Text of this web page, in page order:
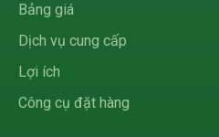
Bảng giá
Dịch vụ cung cấp
Lợi ích
Công cụ đặt hàng